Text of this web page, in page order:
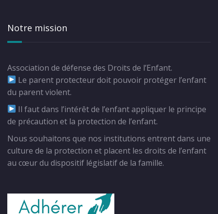
Notre mission
Association de défense des Droits de l’Enfant.
Le parent protecteur doit pouvoir protéger l’enfant
du parent violent.
Il faut dans l’intérêt de l’enfant appliquer le principe
de précaution et la protection de l’enfant.
Nous souhaitons que nos institutions entrent dans une
culture de la protection et placent les droits de l’enfant
au cœur du dispositif législatif de la famille.